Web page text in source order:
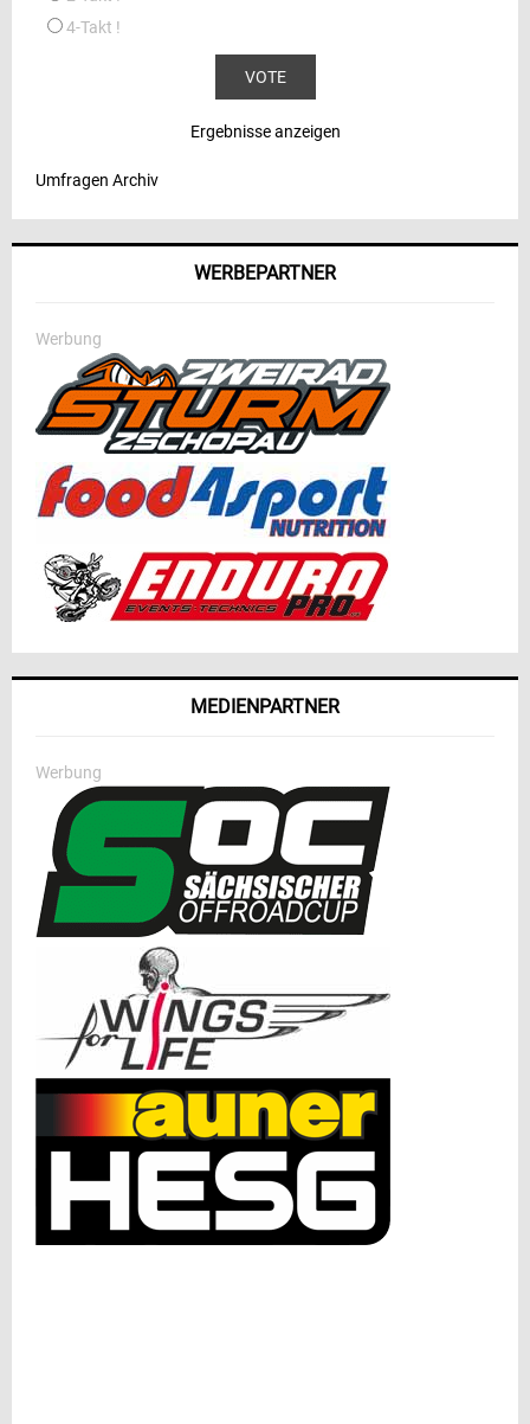
4-Takt !
Ergebnisse anzeigen
Umfragen Archiv
WERBEPARTNER
Werbung
MEDIENPARTNER
Werbung